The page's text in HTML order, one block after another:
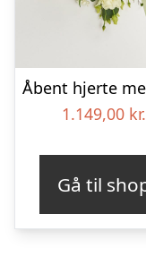
1.149,00 kr.
Gå til